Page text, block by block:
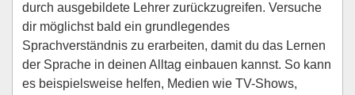
durch ausgebildete Lehrer zurückzugreifen. Versuche
dir möglichst bald ein grundlegendes
Sprachverständnis zu erarbeiten, damit du das Lernen
der Sprache in deinen Alltag einbauen kannst. So kann
es beispielsweise helfen, Medien wie TV-Shows,